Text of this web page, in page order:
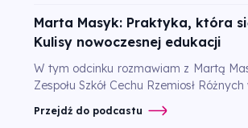
Marta Masyk: Praktyka, która
Kulisy nowoczesnej edukacji
W tym odcinku rozmawiam z Martą
Zespołu Szkół Cechu Rzemiosł
Przejdź do podcastu